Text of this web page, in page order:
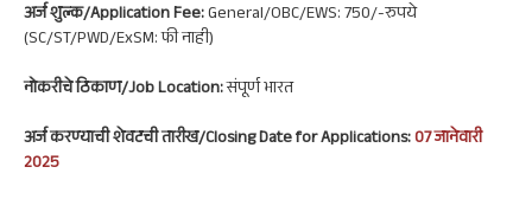
अर्ज शुल्क/Application Fee:General/OBC/EWS: 750/-रुपये
(SC/ST/PWD/ExSM: फी नाही)
नोकरीचे ठिकाण/Job Location:संपूर्ण भारत
अर्ज करण्याची शेवटची तारीख/Closing Date for Applications:07 जानेवारी
2025